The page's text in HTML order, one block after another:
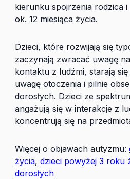
kierunku spojrzenia rodzica
ok. 12 miesiąca życia.
Dzieci, które rozwijają się
zaczynają zwracać uwagę
kontaktu z ludźmi, starają
uwagę otoczenia i pilnie
dorosłych. Dzieci ze
angażują się w interakcje z
koncentrują się na
Więcej o objawach autyzmu:
życia, dzieci powyżej 3 roku
dorosłych